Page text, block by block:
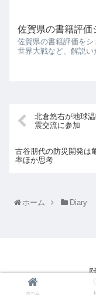
佐賀県の書籍評価
佐賀県の書籍評価を
世界大戦など、解説い
北倉悠右が地球
震交流に参加
古谷朋代の防災開発は
率ほか思考
ホーム Diary
©
ホーム